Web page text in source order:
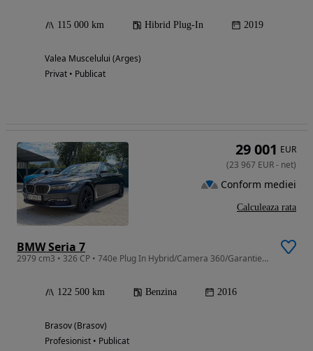
115 000 km Hibrid Plug-In 2019
Valea Muscelului (Arges)
Privat • Publicat
BMW Seria 7
2979 cm3 • 326 CP • 740e Plug In Hybrid/Camera 360/Garantie/Tva Deductibil/09.2016.
122 500 km Benzina 2016
Brasov (Brasov)
Profesionist • Publicat
29 001 EUR
(23 967 EUR- net)
Conform mediei
Calculeaza rata